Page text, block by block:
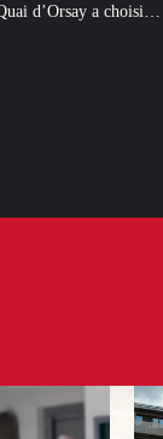
Expulsés des